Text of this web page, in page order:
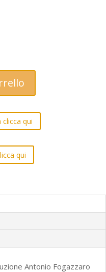
qui
qui
Antonio Fogazzaro